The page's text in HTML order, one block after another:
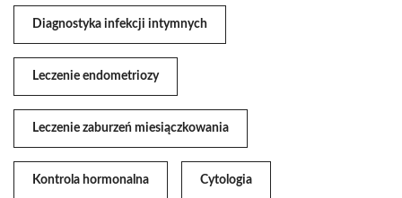
Diagnostyka infekcji intymnych
Leczenie endometriozy
Leczenie zaburzeń miesiączkowania
Kontrola hormonalna Cytologia